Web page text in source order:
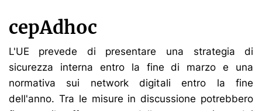
cepAdhoc
L'UE prevede di presentare una strategia di
sicurezza interna entro la fine di marzo e una
normativa sui network digitali entro la fine
dell'anno. Tra le misure in discussione potrebbero